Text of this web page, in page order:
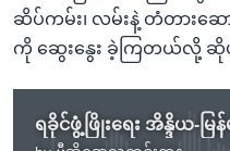
ဆိပ်ကမ်း၊ လမ်းနဲ့ တံတားဆ
ကို ဆွေးနွေး ခဲ့ကြတယ်လို့ ဆို